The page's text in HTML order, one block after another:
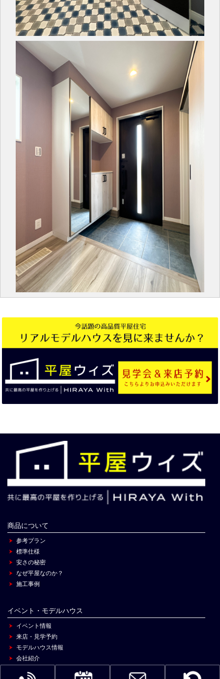
商品について
参考プラン
標準仕様
安さの秘密
なぜ平屋なのか？
施工事例
イベント・モデルハウス
イベント情報
来店・見学予約
モデルハウス情報
会社紹介